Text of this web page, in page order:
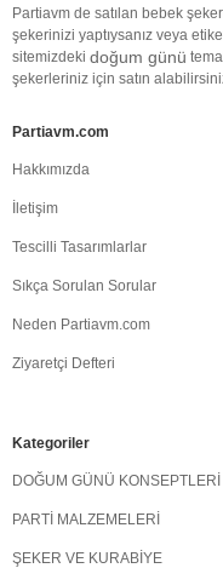
Partiavm de satılan bebek
şekerinizi yaptıysanız veya
sitemizdeki doğum günü
şekerleriniz için satın
Partiavm.com
Hakkımızda
İletişim
Tescilli Tasarımlarlar
Sıkça Sorulan Sorular
Neden Partiavm.com
Ziyaretçi Defteri
Kategoriler
DOĞUM GÜNÜ KONSEPTLERİ
PARTİ MALZEMELERİ
ŞEKER VE KURABİYE